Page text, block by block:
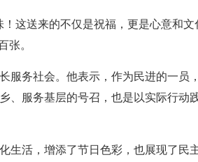
这送来的不仅是祝福，更是心意和
张。
服务社会。他表示，作为民进的一
、服务基层的号召，也是以实际行
生活，增添了节日色彩，也展现了